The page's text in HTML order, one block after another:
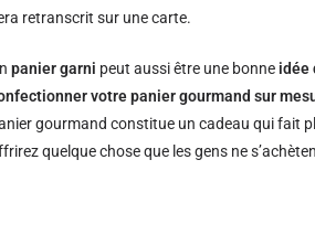
retranscrit sur une carte.
panier garni peut aussi être une bonne idée
votre panier gourmand sur
gourmand constitue un cadeau qui fait
quelque chose que les gens ne